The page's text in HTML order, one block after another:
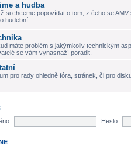
a hudba
si chceme popovídat o tom, z čeho se
hudební
máte problém s jakýmkoliv technickým
se vám vynasnaží poradit.
pro rady ohledně fóra, stránek, či pro
Heslo: